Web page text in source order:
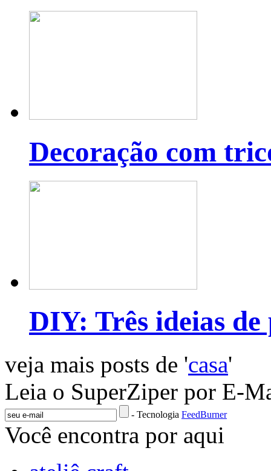
Decoração com
DIY: Três ideias de
veja mais posts de 'casa'
Leia o SuperZiper por E-
- Tecnologia FeedBurner
Você encontra por aqui